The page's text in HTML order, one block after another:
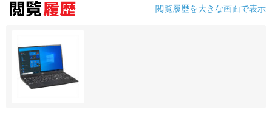
閲覧履歴を大きな画面で表示